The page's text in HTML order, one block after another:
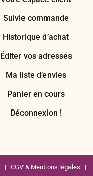
Suivie commande
Historique d’achat
Éditer vos adresses
Ma liste d’envies
Panier en cours
Déconnexion !
| CGV & Mentions légales |